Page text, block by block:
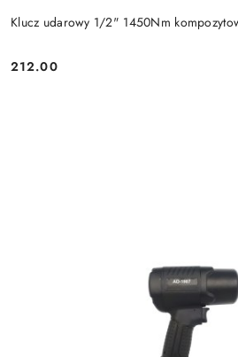
Klucz udarowy 1/2" 1450Nm
Cena:
212.00